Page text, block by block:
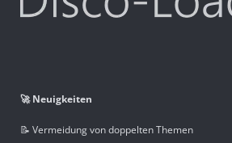
🚀 Neuigkeiten
📝 Vermeidung von doppelten Themen